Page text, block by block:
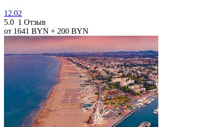
12.02
5.0 1 Отзыв
от 1641 BYN + 200 BYN